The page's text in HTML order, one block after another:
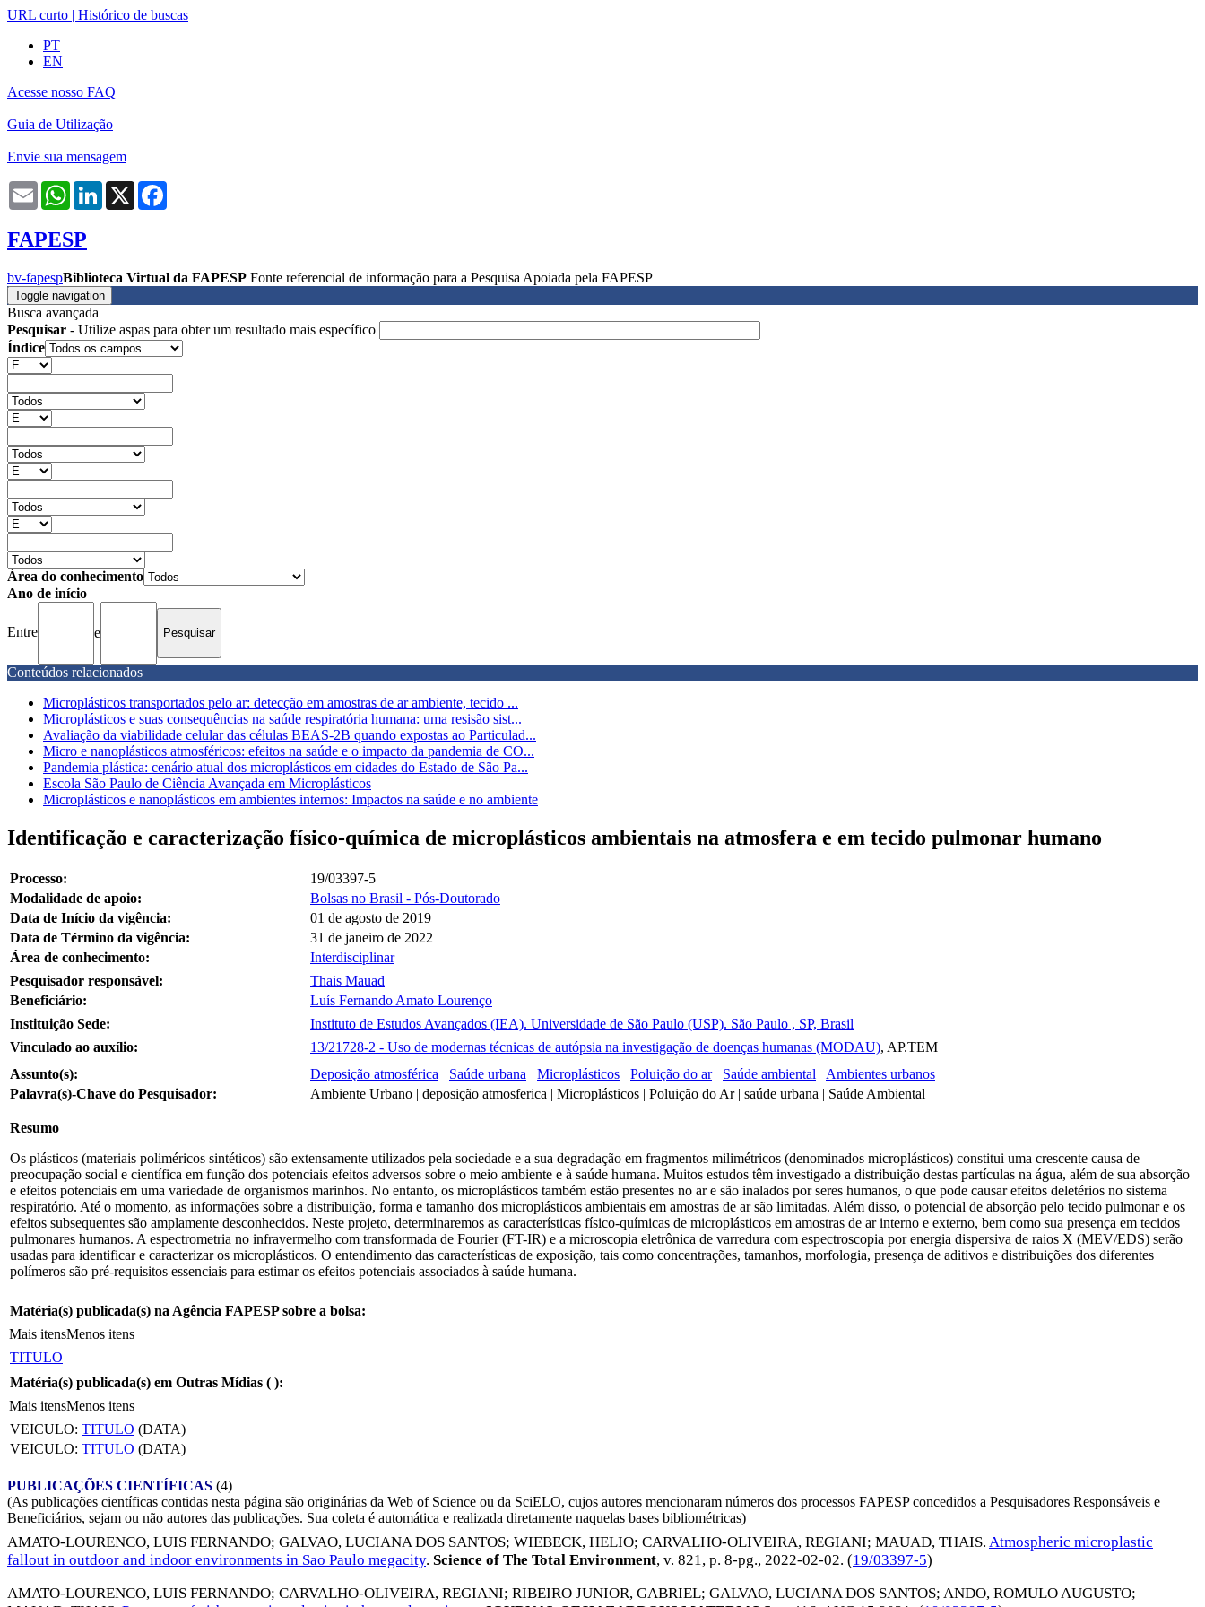
URL curto | Histórico de buscas
PT
EN
Acesse nosso FAQ
Guia de Utilização
Envie sua mensagem
Email WhatsAppLinkedIn
X
FAPESP
bv-fapespBiblioteca Virtual da FAPESP Fonte referencial de informação para a Pesquisa Apoiada pela FAPESP
Toggle navigation
Busca avançada
Pesquisar - Utilize aspas para obter um resultado mais específico
Índice
Área do conhecimento
Ano de início
Entre e
Conteúdos relacionados
Microplásticos transportados pelo ar: detecção em amostras de ar ambiente, tecido ...
Microplásticos e suas consequências na saúde respiratória humana: uma resisão sist...
Avaliação da viabilidade celular das células BEAS-2B quando expostas ao Particulad...
Micro e nanoplásticos atmosféricos: efeitos na saúde e o impacto da pandemia de CO...
Pandemia plástica: cenário atual dos microplásticos em cidades do Estado de São Pa...
Escola São Paulo de Ciência Avançada em Microplásticos
Microplásticos e nanoplásticos em ambientes internos: Impactos na saúde e no ambiente
Identificação e caracterização físico-química de microplásticos ambientais na atmosfera e em tecido pulmonar humano
Processo:
19/03397-5
Modalidade de apoio:
Bolsas no Brasil - Pós-Doutorado
Data de Início da vigência:
01 de agosto de 2019
Data de Término da vigência:
31 de janeiro de 2022
Área de conhecimento:
Interdisciplinar
Pesquisador responsável:
Thais Mauad
Beneficiário:
Luís Fernando Amato Lourenço
Instituição Sede:
Instituto de Estudos Avançados (IEA). Universidade de São Paulo (USP). São Paulo , SP, Brasil
Vinculado ao auxílio:
13/21728-2 - Uso de modernas técnicas de autópsia na investigação de doenças humanas (MODAU), AP.TEM
Assunto(s):
Deposição atmosférica Saúde urbana Microplásticos Poluição do ar Saúde ambiental
Ambientes urbanos
Palavra(s)-Chave do Pesquisador:
Ambiente Urbano | deposição atmosferica | Microplásticos | Poluição do Ar | saúde urbana | Saúde Ambiental
Resumo
Os plásticos (materiais poliméricos sintéticos) são extensamente utilizados pela sociedade e a sua degradação em fragmentos milimétricos (denominados microplásticos) constitui uma crescente causa de
preocupação social e científica em função dos potenciais efeitos adversos sobre o meio ambiente e à saúde humana. Muitos estudos têm investigado a distribuição destas partículas na água, além de sua absorção
e efeitos potenciais em uma variedade de organismos marinhos. No entanto, os microplásticos também estão presentes no ar e são inalados por seres humanos, o que pode causar efeitos deletérios no sistema
respiratório. Até o momento, as informações sobre a distribuição, forma e tamanho dos microplásticos ambientais em amostras de ar são limitadas. Além disso, o potencial de absorção pelo tecido pulmonar e os
efeitos subsequentes são amplamente desconhecidos. Neste projeto, determinaremos as características físico-químicas de microplásticos em amostras de ar interno e externo, bem como sua presença em tecidos
pulmonares humanos. A espectrometria no infravermelho com transformada de Fourier (FT-IR) e a microscopia eletrônica de varredura com espectroscopia por energia dispersiva de raios X (MEV/EDS) serão
usadas para identificar e caracterizar os microplásticos. O entendimento das características de exposição, tais como concentrações, tamanhos, morfologia, presença de aditivos e distribuições dos diferentes
polímeros são pré-requisitos essenciais para estimar os efeitos potenciais associados à saúde humana.
Matéria(s) publicada(s) na Agência FAPESP sobre a bolsa:
Mais itensMenos itens
TITULO
Matéria(s) publicada(s) em Outras Mídias ( ):
Mais itensMenos itens
VEICULO: TITULO (DATA)
VEICULO: TITULO (DATA)
PUBLICAÇÕES CIENTÍFICAS (4)
(As publicações científicas contidas nesta página são originárias da Web of Science ou da SciELO, cujos autores mencionaram números dos processos FAPESP concedidos a Pesquisadores Responsáveis e
Beneficiários, sejam ou não autores das publicações. Sua coleta é automática e realizada diretamente naquelas bases bibliométricas)
AMATO-LOURENCO, LUIS FERNANDO; GALVAO, LUCIANA DOS SANTOS; WIEBECK, HELIO; CARVALHO-OLIVEIRA, REGIANI; MAUAD, THAIS. Atmospheric microplastic
fallout in outdoor and indoor environments in Sao Paulo megacity. Science of The Total Environment, v. 821, p. 8-pg., 2022-02-02. (19/03397-5)
AMATO-LOURENCO, LUIS FERNANDO; CARVALHO-OLIVEIRA, REGIANI; RIBEIRO JUNIOR, GABRIEL; GALVAO, LUCIANA DOS SANTOS; ANDO, ROMULO AUGUSTO;